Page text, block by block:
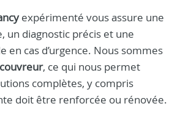
expérimenté vous assure une
un diagnostic précis et une
en cas d’urgence. Nous sommes
, ce qui nous permet
complètes, y compris
doit être renforcée ou rénovée.